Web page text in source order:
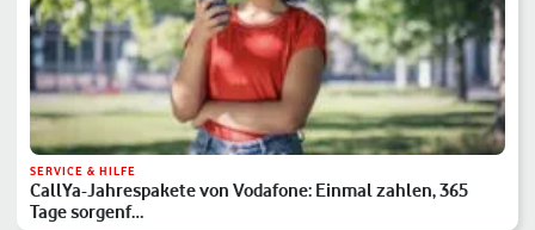
SERVICE & HILFE
CallYa-Jahrespakete von Vodafone: Einmal zahlen, 365
Tage sorgenf…